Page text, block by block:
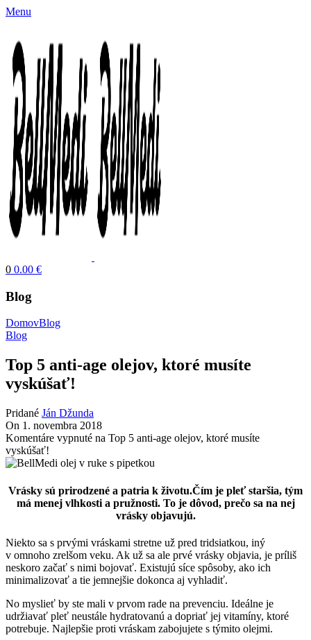
Menu
0 0.00 €
Blog
DomovBlog
Blog
Top 5 anti-age olejov, ktoré musíte
vyskúšať!
Pridané Ján Džunda
On 1. novembra 2018
Komentáre vypnuté na Top 5 anti-age olejov, ktoré musíte
vyskúšať!
Vrásky sú prirodzené a patria k životu.Čím je pleť staršia, tým
má menej vlhkosti a pružnosti. To je dôvod, prečo sa na nej
vrásky objavujú.
Niekto sa s prvými vráskami stretne už pred tridsiatkou, iný
v omnoho zrelšom veku. Ak už sa ale prvé vrásky objavia, je príliš
neskoro začať s nimi bojovať. Existujú síce spôsoby, ako ich
minimalizovať a tie jemnejšie dokonca aj vyhladiť.
No myslieť by ste mali v prvom rade na prevenciu. Ideálne je
udržiavať pleť neustále hydratovanú a dopriať jej vitamíny, ktoré
potrebuje. Najlepšie proti vráskam zabojujete s týmito olejmi.